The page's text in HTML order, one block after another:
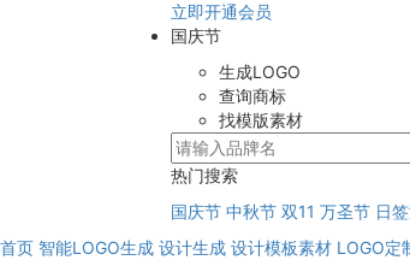
立即开通会员
国庆节
生成LOGO
查询商标
找模版素材
热门搜索
国庆节 中秋节 双11 万圣节 日
首页 智能LOGO生成 设计生成 设计模板素材 LOGO定